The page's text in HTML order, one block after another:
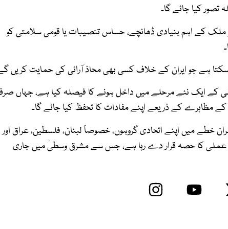
کیا جائے گا۔
ملک کے اہم بنیادی ڈھانچے، حساس تنصیبات یا قومی سلامتی کو
ہے جو ایران کے خلاف کسی بھی محاذ آرائی کی حمایت کریں
کے ایک نئے مرحلے میں داخل ہونے کا فیصلہ کیا ہے، جہاں
مظاہرے کے ذریعے اپنے مفادات کا تحفظ کیا جائے گا۔
خطے میں اپنے اتحادی گروہوں، خصوصاً لبنان، فلسطین، عراق اور
عملی کا حصہ قرار دے رہا ہے، جس سے مشرق وسطیٰ میں جاری